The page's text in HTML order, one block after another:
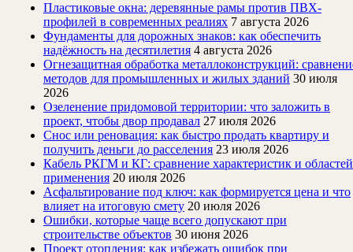
Пластиковые окна: деревянные рамы против ПВХ-
профилей в современных реалиях 7 августа 2026
Фундаменты для дорожных знаков: как обеспечить
надёжность на десятилетия 4 августа 2026
Огнезащитная обработка металлоконструкций:
методов для промышленных и жилых зданий 30 июля
2026
Озеленение придомовой территории: что заложить в
проект, чтобы двор продавал 27 июля 2026
Снос или реновация: как быстро продать квартиру и
получить деньги до расселения 23 июля 2026
Кабель РКГМ и КГ: сравнение характеристик и областей
применения 20 июля 2026
Асфальтирование под ключ: как формируется цена и что
влияет на итоговую смету 20 июля 2026
Ошибки, которые чаще всего допускают при
строительстве объектов 30 июня 2026
Проект отопления: как избежать ошибок при